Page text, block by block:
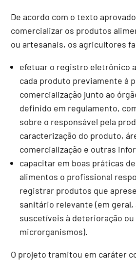
De acordo com o texto
comercializar os produtos
ou artesanais, os agricultores
efetuar o registro eletrônico
cada produto previamente à
comercialização junto ao
definido em regulamento,
sobre o responsável pela
caracterização do produto,
comercialização e outras
capacitar em boas práticas
alimentos o profissional
registrar produtos que
sanitário relevante (em
suscetíveis à deterioração
microrganismos).
O projeto tramitou em caráter